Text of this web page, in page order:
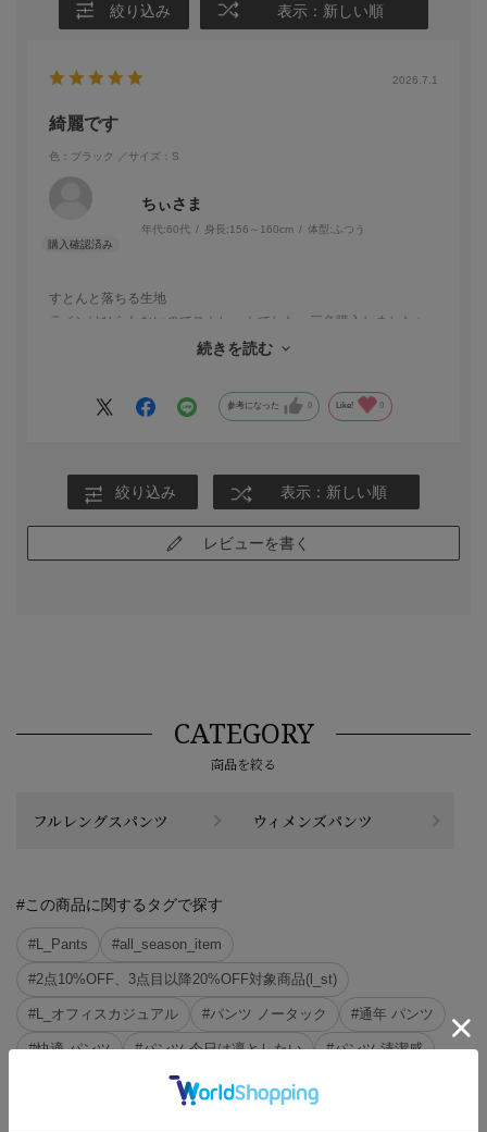
絞り込み 表示：新しい順
2026.7.1
綺麗です
色：ブラック ／サイズ：S
ちぃさま
年代:60代 身長:156～160cm 体型: ふつう
すとんと落ちる生地
ラインはひらわないのでストレートでした。三色購入しました♪
メンズライクに着たいのでパターンは変えないで販売して秋冬物
続きを読む
参考になった 0 Like! 0
絞り込み 表示：新しい順
レビューを書く
CATEGORY
商品を絞る
フルレングスパンツ ウィメンズパンツ
#この商品に関するタグで探す
#L_Pants #all_season_item
#2点10%OFF、3点目以降20%OFF対象商品(l_st)
#L_オフィスカジュアル #パンツ ノータック #通年 パンツ
#快適 パンツ #パンツ 今日は凛としたい #パンツ 清潔感
#ワイドパンツ 今日は凛としたい